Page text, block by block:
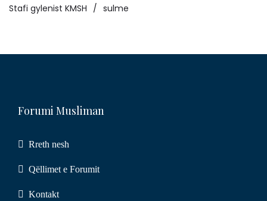
Stafi gylenist KMSH
sulme
Forumi Musliman
Rreth nesh
Qëllimet e Forumit
Kontakt